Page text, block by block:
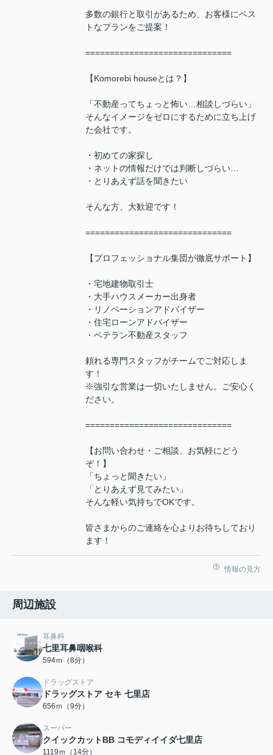
多数の銀行と取引があるため、お客様にベス
トなプランをご提案！
==============================
【Komorebi houseとは？】
「不動産ってちょっと怖い…相談しづらい」
そんなイメージをゼロにするために立ち上げ
た会社です。
・初めての家探し
・ネットの情報だけでは判断しづらい…
・とりあえず話を聞きたい
そんな方、大歓迎です！
==============================
【プロフェッショナル集団が徹底サポート】
・宅地建物取引士
・大手ハウスメーカー出身者
・リノベーションアドバイザー
・住宅ローンアドバイザー
・ベテラン不動産スタッフ
頼れる専門スタッフがチームでご対応しま
す！
※強引な営業は一切いたしません。ご安心く
ださい。
==============================
【お問い合わせ・ご相談、お気軽にどう
ぞ！】
「ちょっと聞きたい」
「とりあえず見てみたい」
そんな軽い気持ちでOKです。
皆さまからのご連絡を心よりお待ちしており
ます！
情報の見方
周辺施設
耳鼻科
七里耳鼻咽喉科
594ｍ（8分）
ドラッグストア
ドラッグストア セキ 七里店
656ｍ（9分）
スーパー
クイックカットBB コモディイイダ七里店
1119ｍ（14分）